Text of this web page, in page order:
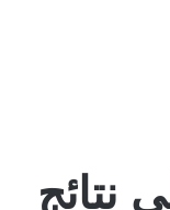
نتائج